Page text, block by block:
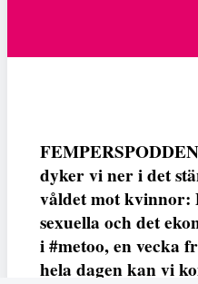
dyker vi ner i det
våldet mot kvinnor:
sexuella och det
i #metoo, en vecka
hela dagen kan vi